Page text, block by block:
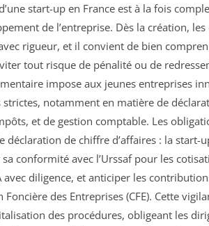
start-up en France est à la fois
de l’entreprise. Dès la création,
rigueur, et il convient de bien
tout risque de pénalité ou de
impose aux jeunes entreprises
strictes, notamment en matière de
et de gestion comptable. Les
déclaration de chiffre d’affaires : la start-
conformité avec l’Urssaf pour les
avec diligence, et anticiper les
des Entreprises (CFE). Cette
des procédures, obligeant les